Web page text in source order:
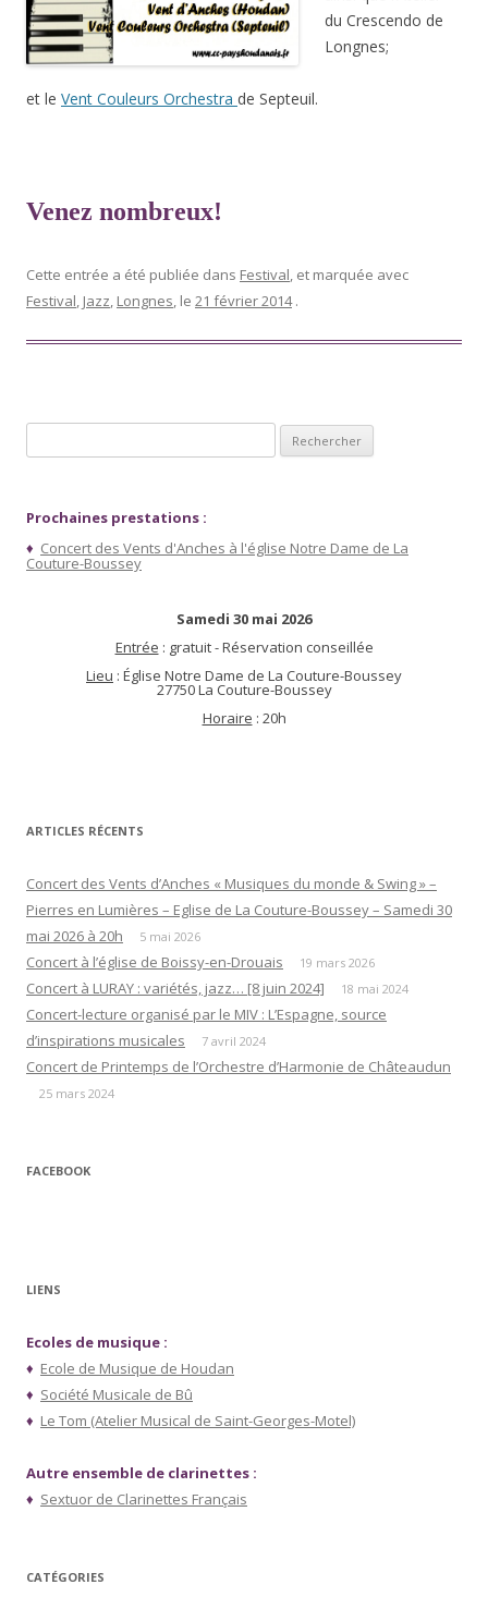
du Crescendo de
Longnes;
et le Vent Couleurs Orchestra de Septeuil.
Venez nombreux!
Cette entrée a été publiée dans Festival, et marquée avec
Festival, Jazz, Longnes, le 21 février 2014 .
Prochaines prestations :
♦ Concert des Vents d'Anches à l'église Notre Dame de La
Couture-Boussey
Samedi 30 mai 2026
Entrée : gratuit - Réservation conseillée
Lieu : Église Notre Dame de La Couture-Boussey
27750 La Couture-Boussey
Horaire : 20h
ARTICLES RÉCENTS
Concert des Vents d’Anches « Musiques du monde & Swing » –
Pierres en Lumières – Eglise de La Couture-Boussey – Samedi 30
mai 2026 à 20h
5 mai 2026
Concert à l’église de Boissy-en-Drouais 19 mars 2026
Concert à LURAY : variétés, jazz… [8 juin 2024] 18 mai 2024
Concert-lecture organisé par le MIV : L’Espagne, source
d’inspirations musicales
7 avril 2024
Concert de Printemps de l’Orchestre d’Harmonie de Châteaudun
25 mars 2024
FACEBOOK
LIENS
Ecoles de musique :
♦ Ecole de Musique de Houdan
♦ Société Musicale de Bû
♦ Le Tom (Atelier Musical de Saint-Georges-Motel)
Autre ensemble de clarinettes :
♦ Sextuor de Clarinettes Français
CATÉGORIES